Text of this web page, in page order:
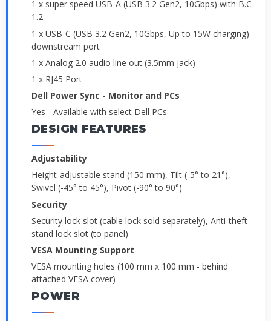
1 x super speed USB-A (USB 3.2 Gen2, 10Gbps) with B.C
1.2
1 x USB-C (USB 3.2 Gen2, 10Gbps, Up to 15W charging)
downstream port
1 x Analog 2.0 audio line out (3.5mm jack)
1 x RJ45 Port
Dell Power Sync - Monitor and PCs
Yes - Available with select Dell PCs
DESIGN FEATURES
Adjustability
Height-adjustable stand (150 mm), Tilt (-5° to 21°),
Swivel (-45° to 45°), Pivot (-90° to 90°)
Security
Security lock slot (cable lock sold separately), Anti-theft
stand lock slot (to panel)
VESA Mounting Support
VESA mounting holes (100 mm x 100 mm - behind
attached VESA cover)
POWER